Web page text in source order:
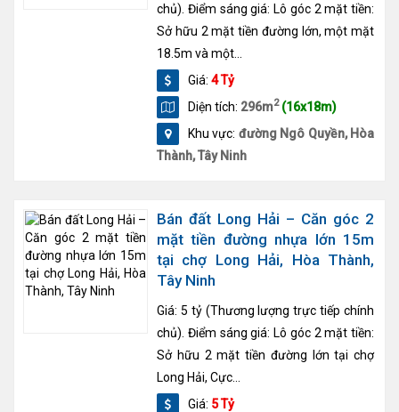
chủ). Điểm sáng giá: Lô góc 2 mặt tiền:
Sở hữu 2 mặt tiền đường lớn, một mặt
18.5m và một...
Giá: 4 Tỷ
Diện tích: 296m2 (16x18m)
Khu vực: đường Ngô Quyền, Hòa
Thành, Tây Ninh
Bán đất Long Hải – Căn góc 2
mặt tiền đường nhựa lớn 15m
tại chợ Long Hải, Hòa Thành,
Tây Ninh
Giá: 5 tỷ (Thương lượng trực tiếp chính
chủ). Điểm sáng giá: Lô góc 2 mặt tiền:
Sở hữu 2 mặt tiền đường lớn tại chợ
Long Hải, Cực...
Giá: 5 Tỷ